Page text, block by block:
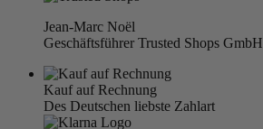
Jean-Marc Noël
Geschäftsführer Trusted Shops GmbH
Kauf auf Rechnung
Des Deutschen liebste Zahlart